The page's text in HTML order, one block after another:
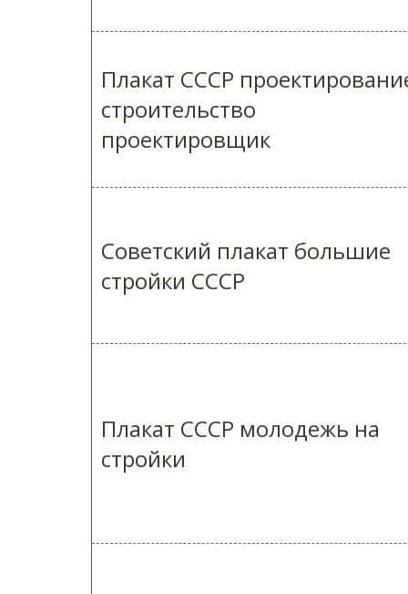
Плакат СССР
строительство
проектировщик
Советский плакат большие
стройки СССР
Плакат СССР молодежь на
стройки